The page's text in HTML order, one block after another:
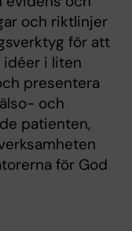
och riktlinjer
för att
i liten
presentera
och
patienten,
för God